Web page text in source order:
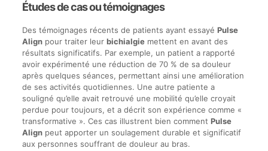
Études de cas ou témoignages
Des témoignages récents de patients ayant essayé Pulse
Alignpour traiter leur bichialgiemettent en avant des
résultats significatifs. Par exemple, un patient a rapporté
avoir expérimenté une réduction de 70 % de sa douleur
après quelques séances, permettant ainsi une amélioration
de ses activités quotidiennes. Une autre patiente a
souligné qu’elle avait retrouvé une mobilité qu’elle croyait
perdue pour toujours, et a décrit son expérience comme «
transformative ». Ces cas illustrent bien comment Pulse
Alignpeut apporter un soulagement durable et significatif
aux personnes souffrant de douleur au bras.